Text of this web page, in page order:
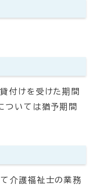
付けを受けた期間
ついては猶予期間
介護福祉士の業務